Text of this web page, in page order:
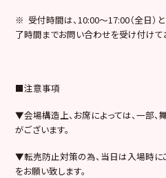
※ 受付時間は、10:00～17:00（全日）
了時間までお問い合わせを受け付けて
■注意事項
▼会場構造上、お席によっては、一部
がございます。
▼転売防止対策の為、当日は入場時
をお願い致します。